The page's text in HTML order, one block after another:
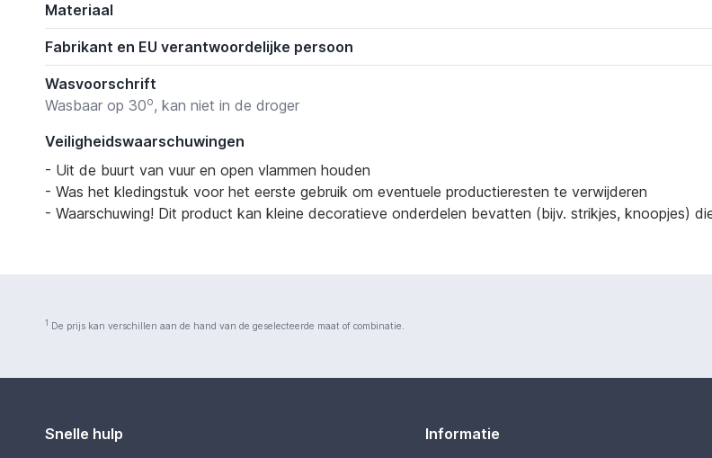
Materiaal
Fabrikant en EU verantwoordelijke persoon
Wasvoorschrift
Wasbaar op 30o, kan niet in de droger
Veiligheidswaarschuwingen
- Uit de buurt van vuur en open vlammen houden
- Was het kledingstuk voor het eerste gebruik om eventuele productieresten te verwijderen
- Waarschuwing! Dit product kan kleine decoratieve onderdelen bevatten (bijv. strikjes, knoopjes)
1 De prijs kan verschillen aan de hand van de geselecteerde maat of combinatie.
Snelle hulp Informatie